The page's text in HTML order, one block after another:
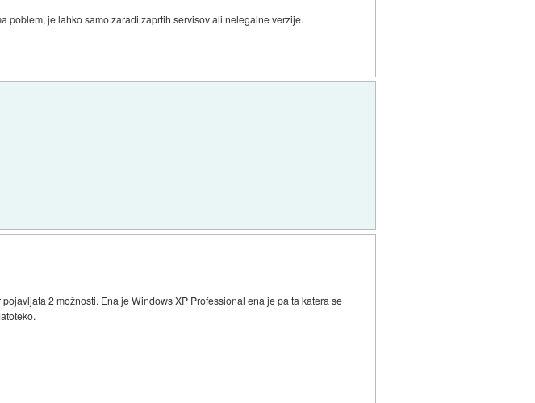
poblem, je lahko samo zaradi zaprtih servisov ali nelegalne verzije.
2 možnosti. Ena je Windows XP Professional ena je pa ta katera se